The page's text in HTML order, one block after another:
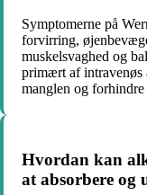
Symptomerne på
forvirring,
muskelsvaghed og
primært af
manglen og
Hvordan kan
at absorbere og